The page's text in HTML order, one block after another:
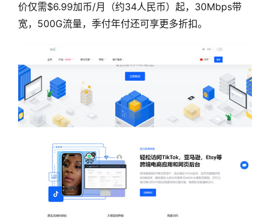
价仅需$6.99加币/月（约34人民币）起，30Mbps带
宽，500G流量，季付年付还可享更多折扣。